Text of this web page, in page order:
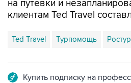
на путевки и
клиентам Ted Travel
Ted Travel Турпомощь
Купить подписку на